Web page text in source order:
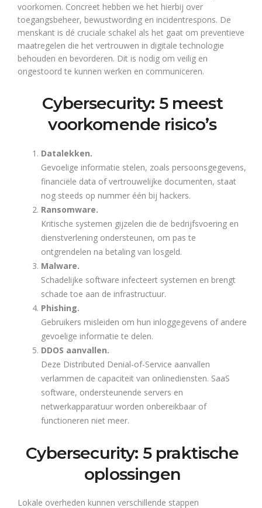
voorkomen. Concreet hebben we het hierbij over
toegangsbeheer, bewustwording en incidentrespons. De
menskant is dé cruciale schakel als het gaat om preventieve
maatregelen die het vertrouwen in digitale technologie
behouden en bevorderen. Dit is nodig om veilig en
ongestoord te kunnen werken en communiceren.
Cybersecurity: 5 meest
voorkomende risico’s
Datalekken.
Gevoelige informatie stelen, zoals persoonsgegevens,
financiële data of vertrouwelijke documenten, staat
nog steeds op nummer één bij hackers.
Ransomware.
Kritische systemen gijzelen die de bedrijfsvoering en
dienstverlening ondersteunen, om pas te
ontgrendelen na betaling van losgeld.
Malware.
Schadelijke software infecteert systemen en brengt
schade toe aan de infrastructuur.
Phishing.
Gebruikers misleiden om hun inloggegevens of andere
gevoelige informatie te delen.
DDOS aanvallen.
Deze Distributed Denial-of-Service aanvallen
verlammen de capaciteit van onlinediensten. SaaS
software, ondersteunende servers en
netwerkapparatuur worden onbereikbaar of
functioneren niet meer.
Cybersecurity: 5 praktische
oplossingen
Lokale overheden kunnen verschillende stappen